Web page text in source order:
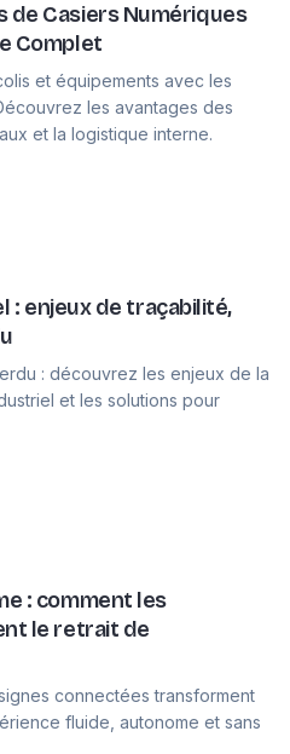
de Casiers Numériques
Complet
et équipements avec les
les avantages des
et la logistique interne.
: enjeux de traçabilité,
: découvrez les enjeux de la
et les solutions pour
: comment les
le retrait de
connectées transforment
fluide, autonome et sans